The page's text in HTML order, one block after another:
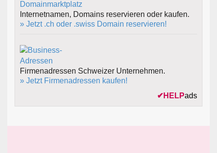
Internetnamen, Domains reservieren oder kaufen.
» Jetzt .ch oder .swiss Domain reservieren!
Firmenadressen Schweizer Unternehmen.
» Jetzt Firmenadressen kaufen!
✔ HELPads